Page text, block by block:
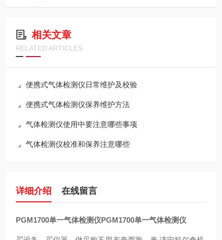
相关文章
RELATED ARTICLES
便携式气体检测仪日常维护及校验
便携式气体检测仪保养维护方法
气体检测仪使用中要注意哪些事项
气体检测仪校准和保养注意哪些
详细介绍 在线留言
PGM1700单一气体检测仪PGM1700单一气体检测仪